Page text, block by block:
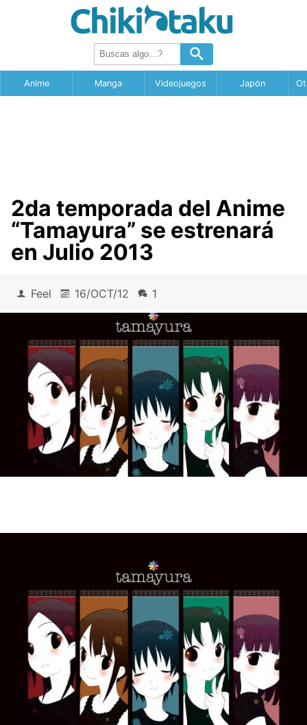
Anime Manga Videojuegos Japón
2da temporada del Anime
“Tamayura” se estrenará
en Julio 2013
Feel 16/OCT/12 1